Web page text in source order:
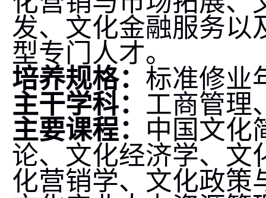
发、文化金融服务以
型专门人才。
培养规格： 标准修业
主干学科： 工商管理
主要课程： 中国文化
论、文化经济学、文
化营销学、文化政策